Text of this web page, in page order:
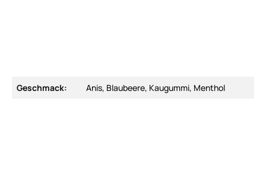
Geschmack: Anis, Blaubeere, Kaugummi, Menthol